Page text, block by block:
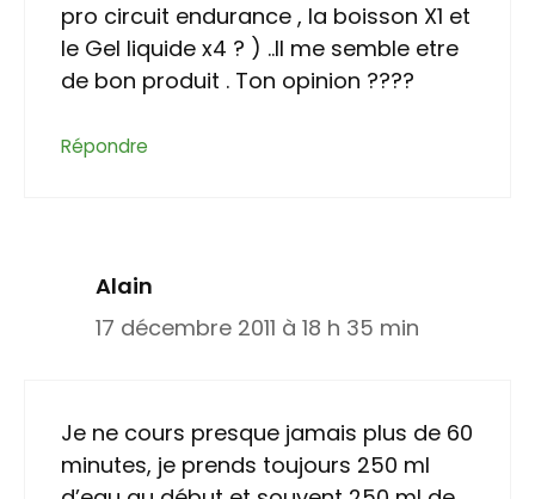
pro circuit endurance , la boisson X1 et
le Gel liquide x4 ? ) ..Il me semble etre
de bon produit . Ton opinion ????
Répondre
Alain
17 décembre 2011 à 18 h 35 min
Je ne cours presque jamais plus de 60
minutes, je prends toujours 250 ml